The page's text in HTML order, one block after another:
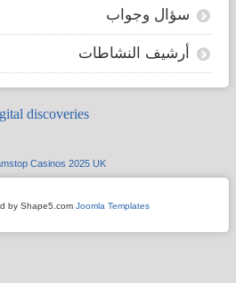
سؤال وجواب
أرشيف النشاطات
discoveries
Casinos 2025 UK
by Shape5.com Joomla Templates